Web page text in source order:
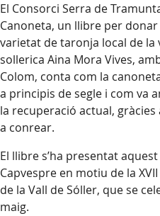
El Consorci Serra de
Canoneta, un llibre per
varietat de taronja local de la
sollerica Aina Mora Vives,
Colom, conta com la
a principis de segle i com va
la recuperació actual,
a conrear.
El llibre s’ha presentat
Capvespre en motiu de la
de la Vall de Sóller, que se
maig.